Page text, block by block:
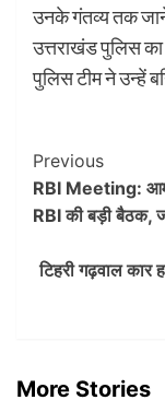
उनके गंतव्य तक
उत्तराखंड पुलिस
पुलिस टीम ने उन्हें
Post
Previous
RBI Meeting:
RBI की बड़ी बैठक,
टिहरी गढ़वाल
More Stories